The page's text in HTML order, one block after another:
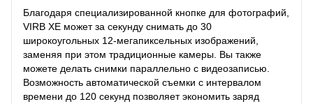
Благодаря специализированной кнопке для фотографий,
VIRB XE может за секунду снимать до 30
широкоугольных 12-мегапиксельных изображений,
заменяя при этом традиционные камеры. Вы также
можете делать снимки параллельно с видеозаписью.
Возможность автоматической съемки с интервалом
времени до 120 секунд позволяет экономить заряд